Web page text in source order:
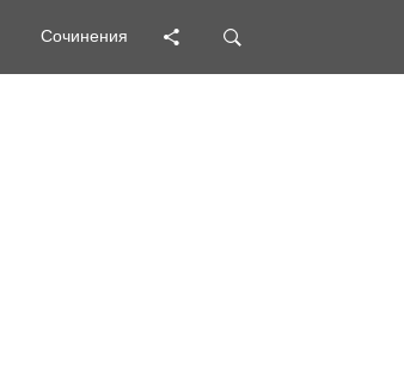
Сочинения
Сочинения